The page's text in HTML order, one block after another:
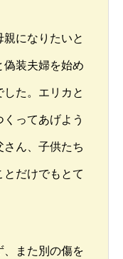
になりたいと
偽装夫婦を始め
た。エリカと
ってあげよう
さん、子供たち
だけでもとて
、また別の傷を